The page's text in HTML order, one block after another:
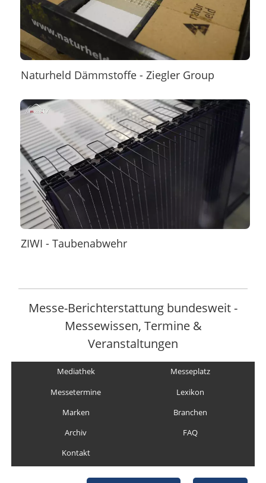
Naturheld Dämmstoffe - Ziegler Group
ZIWI - Taubenabwehr
Messe-Berichterstattung bundesweit -
Messewissen, Termine &
Veranstaltungen
Mediathek
Messeplatz
Messetermine
Lexikon
Marken
Branchen
Archiv
FAQ
Kontakt